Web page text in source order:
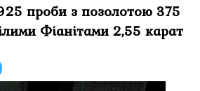
проби з позолотою 375
Фіанітами 2,55 карат